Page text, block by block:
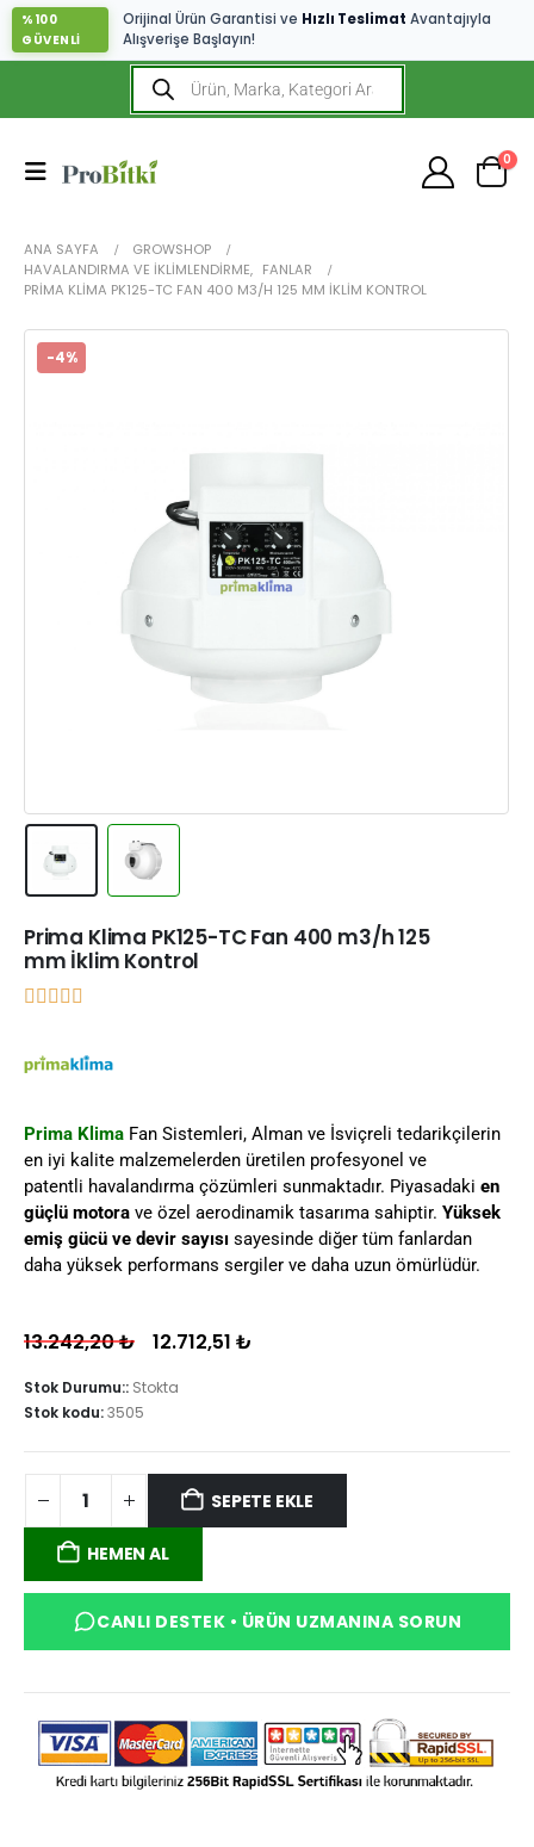
%100
GÜVENLİ
Orijinal Ürün Garantisi ve Hızlı Teslimat Avantajıyla
Alışverişe Başlayın!
0
ANA SAYFA
GROWSHOP
HAVALANDIRMA VE İKLIMLENDIRME, FANLAR
PRIMA KLIMA PK125-TC FAN 400 M3/H 125 MM İKLIM KONTROL
-4%
Prima Klima PK125-TC Fan 400 m3/h 125
mm İklim Kontrol
Prima Klima Fan Sistemleri, Alman ve İsviçreli tedarikçilerin
en iyi kalite malzemelerden üretilen profesyonel ve
patentli havalandırma çözümleri sunmaktadır. Piyasadaki en
güçlü motora ve özel aerodinamik tasarıma sahiptir. Yüksek
emiş gücü ve devir sayısı sayesinde diğer tüm fanlardan
daha yüksek performans sergiler ve daha uzun ömürlüdür.
13.242,20₺ 12.712,51₺
Stok Durumu:: Stokta
Stok kodu:3505
SEPETE EKLE
HEMEN AL
CANLI DESTEK • ÜRÜN UZMANINA SORUN